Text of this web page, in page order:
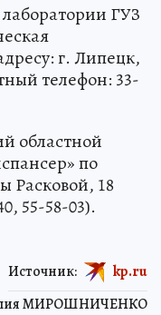
ГУЗ
г. Липецк,
телефон: 33-
областной
по
Расковой, 18
55-58-03).
МИРОШНИЧЕНКО
Источник: kp.ru